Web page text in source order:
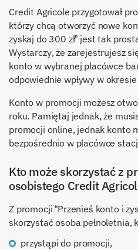
Credit Agricole przygotował
którzy chcą otworzyć nowe
zyskaj do 300 zł” jest tak
Wystarczy, że zarejestrujesz
konto w wybranej placówce
odpowiednie wpływy w
Konto w promocji możesz
roku. Pamiętaj jednak, że
promocji online, jednak konto
bezpośrednio w placówce
Kto może skorzystać z
osobistego Credit
Z promocji “Przenieś konto i
skorzystać osoba pełnoletnia,
przystąpi do promocji,